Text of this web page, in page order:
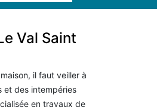
Val Saint
il faut veiller à
et des intempéries
en travaux de